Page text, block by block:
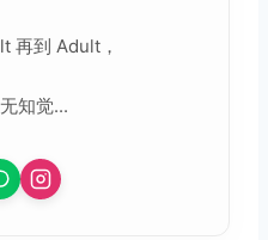
再到 Adult，
知觉...